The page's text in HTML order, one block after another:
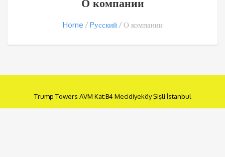
Home Pусский О компании
Trump Towers AVM Kat:B4 Mecidiyeköy Şişli İstanbul